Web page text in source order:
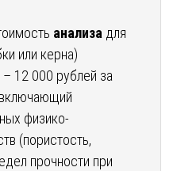
анализа для
или керна)
– 12 000 рублей за
физико-
(пористость,
прочности при